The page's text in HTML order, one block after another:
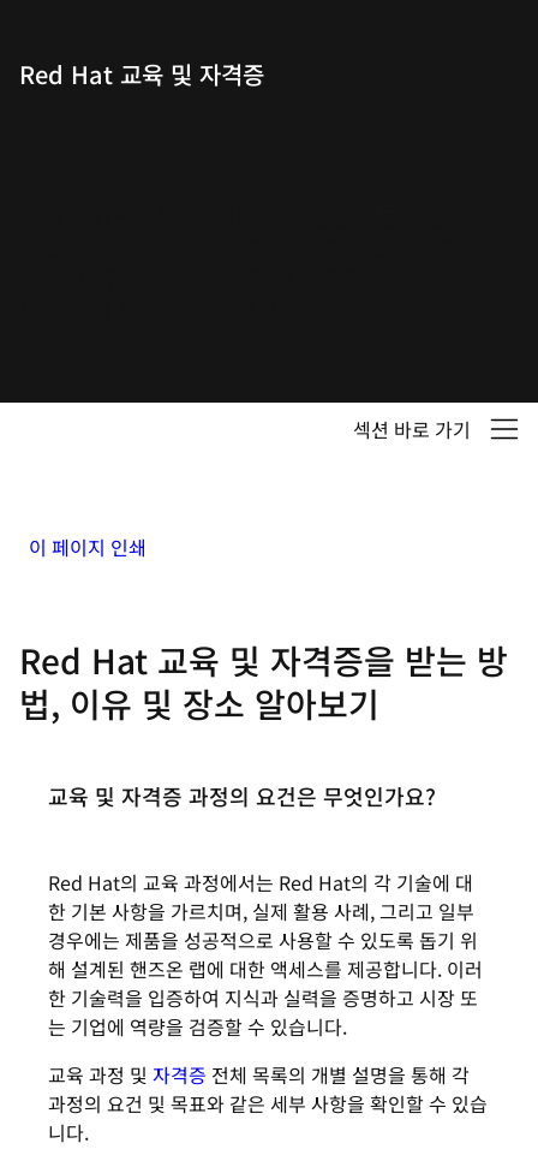
Red Hat 교육 및 자격증
섹션 바로 가기
이 페이지 인쇄
Red Hat 교육 및 자격증을 받는 방
법, 이유 및 장소 알아보기
교육 및 자격증 과정의 요건은 무엇인가요?
Red Hat의 교육 과정에서는 Red Hat의 각 기술에 대
한 기본 사항을 가르치며, 실제 활용 사례, 그리고 일부
경우에는 제품을 성공적으로 사용할 수 있도록 돕기 위
해 설계된 핸즈온 랩에 대한 액세스를 제공합니다. 이러
한 기술력을 입증하여 지식과 실력을 증명하고 시장 또
는 기업에 역량을 검증할 수 있습니다.
교육 과정 및 자격증 전체 목록의 개별 설명을 통해 각
과정의 요건 및 목표와 같은 세부 사항을 확인할 수 있습
니다.